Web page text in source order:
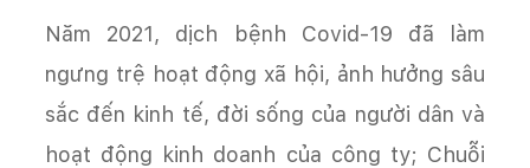
Năm 2021, dịch bệnh Covid-19 đã làm
ngưng trệ hoạt động xã hội, ảnh hưởng sâu
sắc đến kinh tế, đời sống của người dân và
hoạt động kinh doanh của công ty; Chuỗi